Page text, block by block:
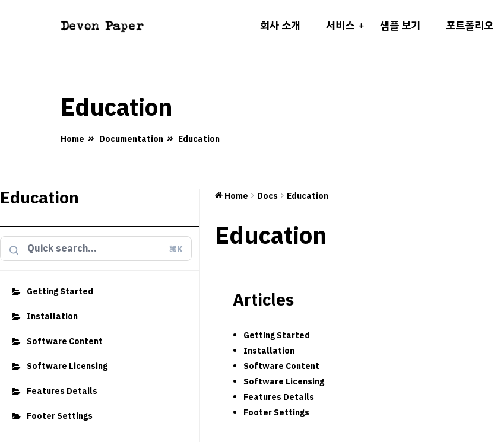
회사 소개 서비스 샘플 보기 포트폴리오
Education
Home Documentation Education
Education
⌘K
Getting Started
Installation
Software Content
Software Licensing
Features Details
Footer Settings
Home Docs Education
Education
Articles
Getting Started
Installation
Software Content
Software Licensing
Features Details
Footer Settings